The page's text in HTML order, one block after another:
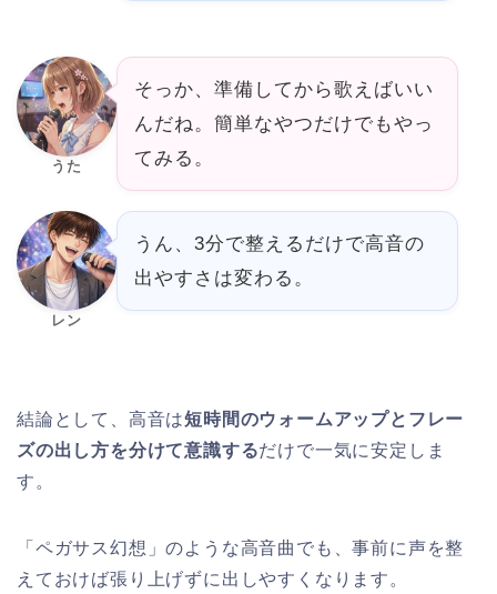
うた
そっか、準備してから歌えばいい
んだね。簡単なやつだけでもやっ
てみる。
レン
うん、3分で整えるだけで高音の
出やすさは変わる。
結論として、高音は短時間のウォームアップとフレー
ズの出し方を分けて意識するだけで一気に安定しま
す。
「ペガサス幻想」のような高音曲でも、事前に声を整
えておけば張り上げずに出しやすくなります。